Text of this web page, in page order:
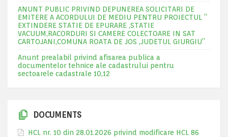
ANUNT PUBLIC PRIVIND DEPUNEREA SOLICITARI DE
EMITERE A ACORDULUI DE MEDIU PENTRU PROIECTUL ”
EXTINDERE STATIE DE EPURARE ,STATIE
VACUUM,RACORDURI SI CAMERE COLECTOARE IN SAT
CARTOJANI,COMUNA ROATA DE JOS ,JUDETUL GIURGIU”
Anunt prealabil privind afisarea publica a
documentelor tehnice ale cadastrului pentru
sectoarele cadastrale 10,12
DOCUMENTS
HCL nr. 10 din 28.01.2026 privind modificare HCL 86